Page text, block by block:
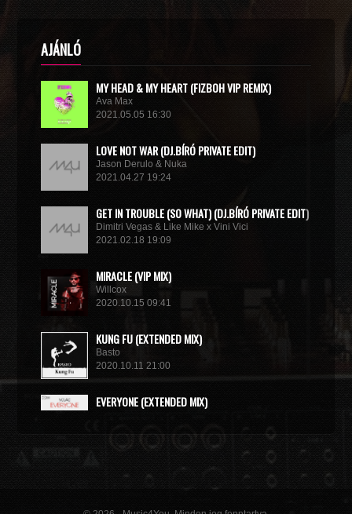
AJÁNLÓ
MY HEAD & MY HEART (FIZBOH VIP REMIX)
Ava Max
2021.05.05 16:30
LOVE NOT WAR (DJ.BÍRÓ PRIVATE EDIT)
Jason Derulo & Nuka
2021.04.27 19:24
GET IN TROUBLE (SO WHAT) (DJ.BÍRÓ PRIVATE EDIT)
Dimitri Vegas & Like Mike x Vini Vici
2021.02.18 19:09
MIRACLE (VIP MIX)
Willcox
2020.10.15 09:41
KUNG FU (EXTENDED MIX)
Basto
2020.10.11 21:00
EVERYONE (EXTENDED MIX)